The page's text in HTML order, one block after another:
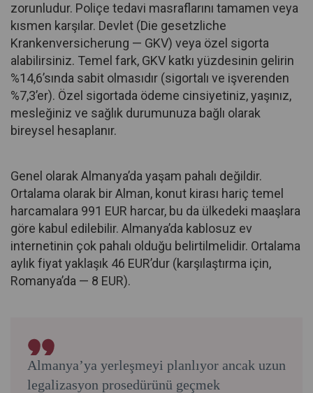
zorunludur. Poliçe tedavi masraflarını tamamen veya
kısmen karşılar. Devlet (Die gesetzliche
Krankenversicherung — GKV) veya özel sigorta
alabilirsiniz. Temel fark, GKV katkı yüzdesinin gelirin
%14,6’sında sabit olmasıdır (sigortalı ve işverenden
%7,3’er). Özel sigortada ödeme cinsiyetiniz, yaşınız,
mesleğiniz ve sağlık durumunuza bağlı olarak
bireysel hesaplanır.
Genel olarak Almanya’da yaşam pahalı değildir.
Ortalama olarak bir Alman, konut kirası hariç temel
harcamalara 991 EUR harcar, bu da ülkedeki maaşlara
göre kabul edilebilir. Almanya’da kablosuz ev
internetinin çok pahalı olduğu belirtilmelidir. Ortalama
aylık fiyat yaklaşık 46 EUR’dur (karşılaştırma için,
Romanya’da — 8 EUR).
Almanya’ya yerleşmeyi planlıyor ancak uzun
legalizasyon prosedürünü geçmek